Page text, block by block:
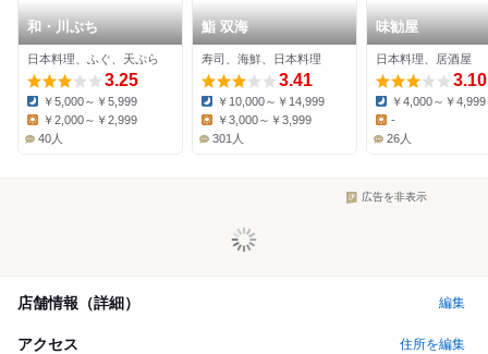
和・川ぶち
日本料理、ふぐ、天ぷら
3.25
Dinner:
￥5,000～￥5,999
Lunch:
￥2,000～￥2,999
40人
鮨 双海
寿司、海鮮、日本料理
3.41
Dinner:
￥10,000～￥14,999
￥3,000～￥3,999
301人
味勧屋
日本料理、居酒屋
3.10
Dinner:
￥4,000～￥4,999
Lunch:
-
26人
広告を非表示
店舗情報（詳細） 編集
アクセス 住所を編集